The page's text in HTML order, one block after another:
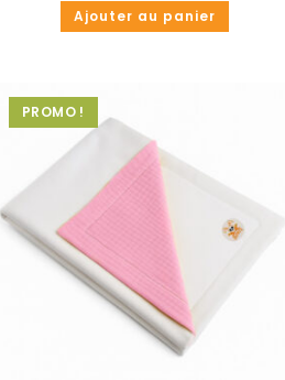
Ajouter au panier
PROMO !